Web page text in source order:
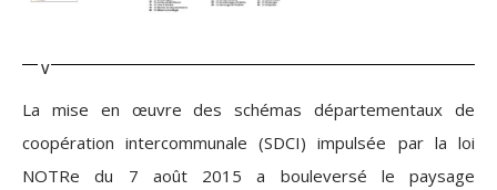
La mise en œuvre des schémas départementaux de
coopération intercommunale (SDCI) impulsée par la loi
NOTRe du 7 août 2015 a bouleversé le paysage